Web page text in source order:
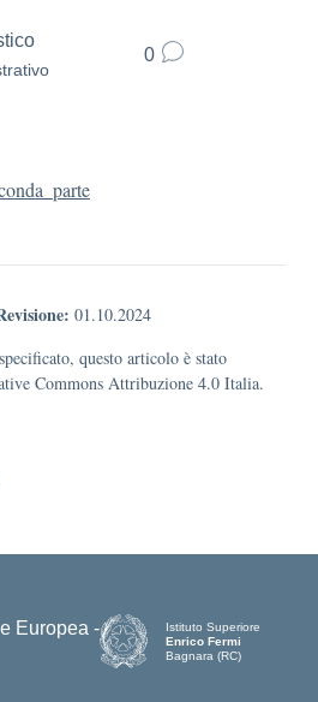
0
01.10.2024
questo articolo è stato
Commons Attribuzione 4.0 Italia.
Istituto Superiore
Enrico Fermi
Bagnara (RC)